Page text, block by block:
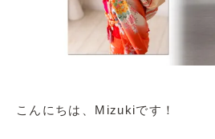
こんにちは、Mizukiです！